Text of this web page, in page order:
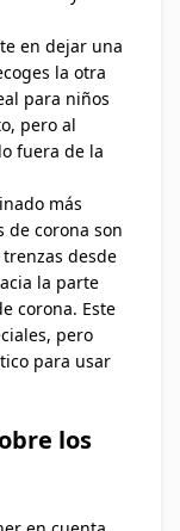
en dejar una
la otra
para niños
pero al
fuera de la
más
de corona son
desde
la parte
corona. Este
pero
para usar
los